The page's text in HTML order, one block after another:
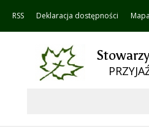
RSS Deklaracja dostępności